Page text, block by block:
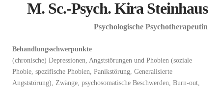
M. Sc.-Psych. Kira Steinhaus
Psychologische Psychotherapeutin
Behandlungsschwerpunkte
(chronische) Depressionen, Angststörungen und Phobien (soziale
Phobie, spezifische Phobien, Panikstörung, Generalisierte
Angststörung), Zwänge, psychosomatische Beschwerden, Burn-out,